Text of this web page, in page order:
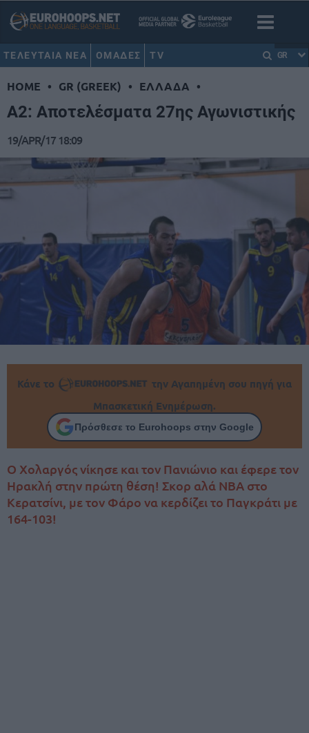
ΤΕΛΕΥΤΑΙΑ ΝΕΑ ΟΜΑΔΕΣ TV GR
HOME • GR (GREEK) • ΕΛΛΑΔΑ •
Α2: Αποτελέσματα 27ης Αγωνιστικής
19/APR/17 18:09
Κάνε το
την Αγαπημένη σου πηγή για
Μπασκετική Ενημέρωση.
Πρόσθεσε το Eurohoops στην Google
Ο Χολαργός νίκησε και τον Πανιώνιο και έφερε τον
Ηρακλή στην πρώτη θέση! Σκορ αλά NBA στο
Κερατσίνι, με τον Φάρο να κερδίζει το Παγκράτι με
164-103!